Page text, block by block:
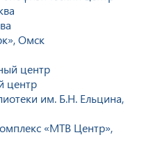
Омск
центр
центр
им. Б.Н. Ельцина,
«МТВ Центр»,